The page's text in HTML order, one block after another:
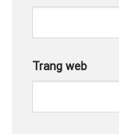
Trang web